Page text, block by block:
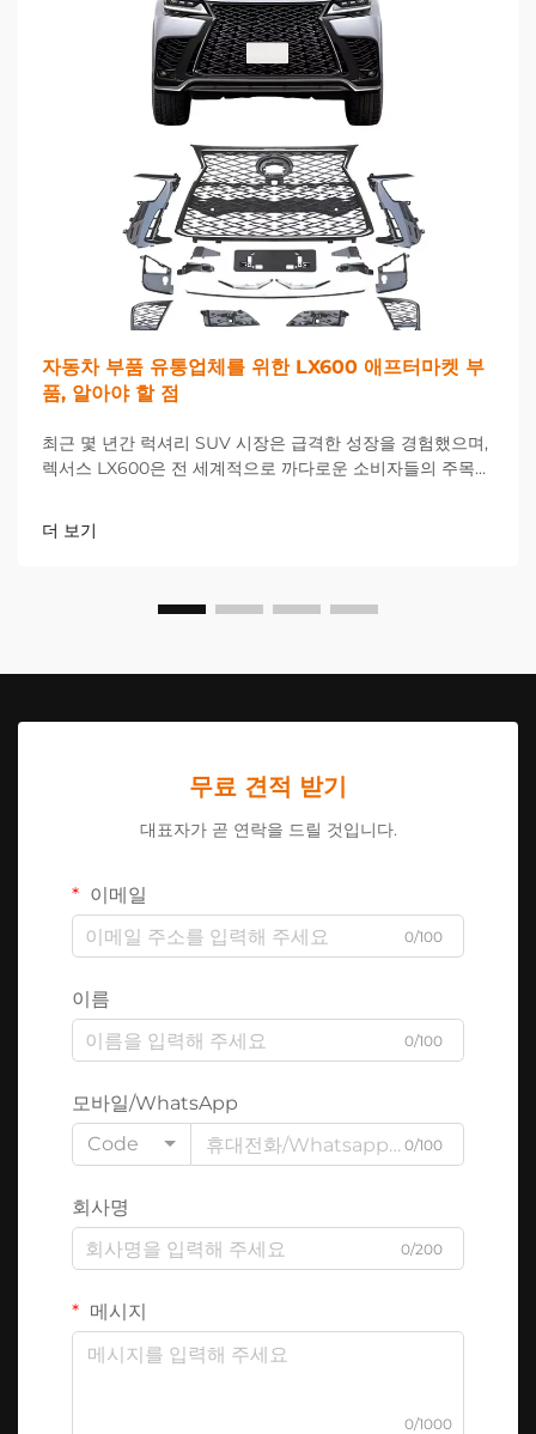
자동차 부품 유통업체를 위한 LX600 애프터마켓 부
품, 알아야 할 점
최근 몇 년간 럭셔리 SUV 시장은 급격한 성장을 경험했으며,
렉서스 LX600은 전 세계적으로 까다로운 소비자들의 주목을
업체들에게 이는 상당한 기회를 제공한다...
더 보기
무료 견적 받기
대표자가 곧 연락을 드릴 것입니다.
이메일
0/100
이름
0/100
모바일/WhatsApp
Code
0/100
회사명
0/200
메시지
0/1000